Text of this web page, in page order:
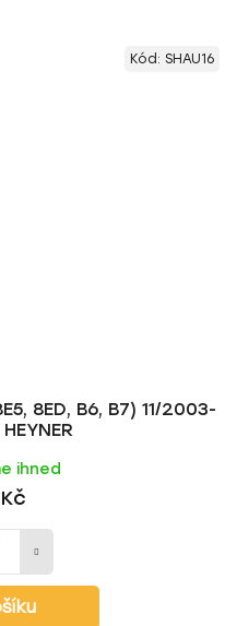
8ED, B6, B7) 11/2003-
ihned
Kód: SHAU16